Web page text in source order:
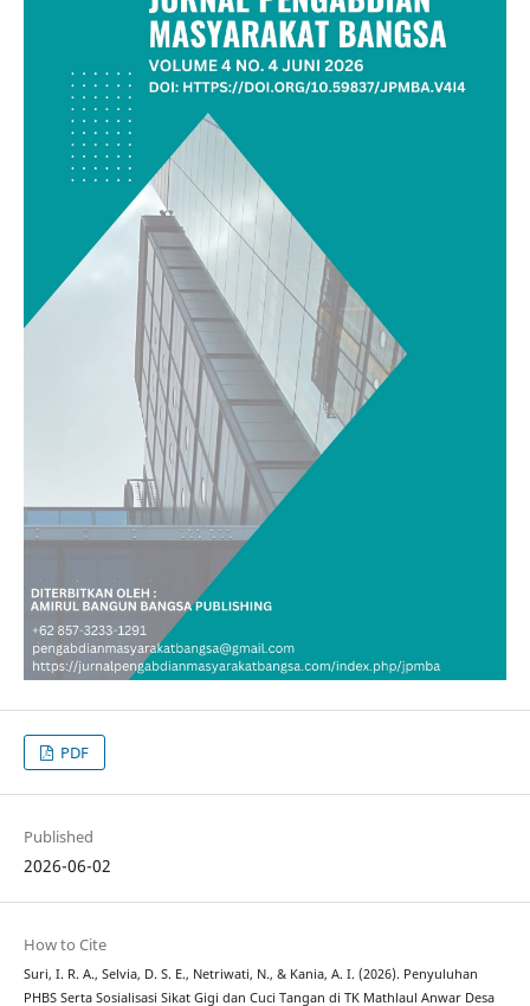
PDF
Published
2026-06-02
How to Cite
Suri, I. R. A., Selvia, D. S. E., Netriwati, N., & Kania, A. I. (2026). Penyuluhan
PHBS Serta Sosialisasi Sikat Gigi dan Cuci Tangan di TK Mathlaul Anwar Desa